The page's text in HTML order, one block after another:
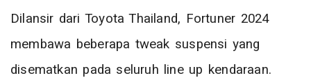
Dilansir dari Toyota Thailand, Fortuner 2024
membawa beberapa tweak suspensi yang
disematkan pada seluruh line up kendaraan.